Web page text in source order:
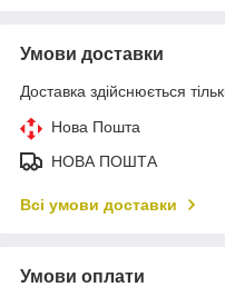
Умови доставки
Доставка здійснюється
Нова Пошта
НОВА ПОШТА
Всі умови доставки
Умови оплати